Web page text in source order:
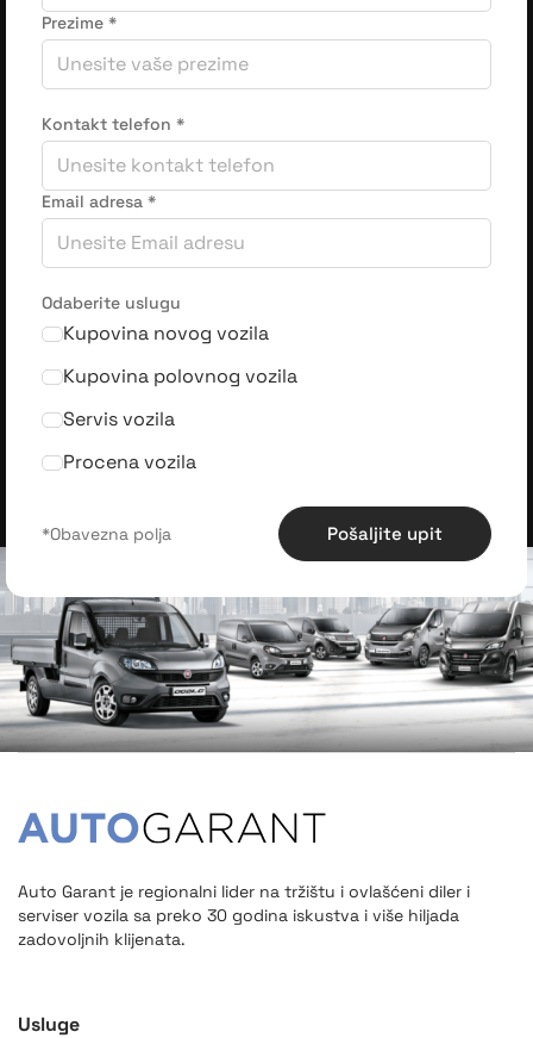
Prezime *
Kontakt telefon *
Email adresa *
Odaberite uslugu
Kupovina novog vozila
Kupovina polovnog vozila
Servis vozila
Procena vozila
Pošaljite upit
Auto Garant je regionalni lider na tržištu i ovlašćeni diler i
serviser vozila sa preko 30 godina iskustva i više hiljada
zadovoljnih klijenata.
Usluge